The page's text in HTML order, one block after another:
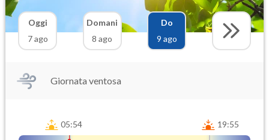
Oggi
7 ago
Domani
8 ago
Do
9 ago
Giornata ventosa
05:54 19:55